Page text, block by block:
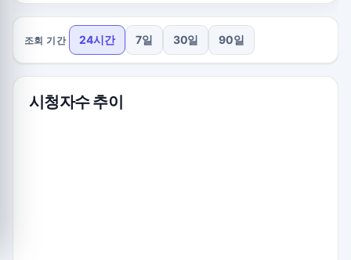
조회 기간 24시간 7일 30일 90일
시청자수 추이